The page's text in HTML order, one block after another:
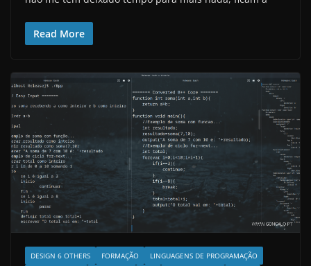
Read More
DESIGN 6 OTHERS FORMAÇÃO
LINGUAGENS DE PROGRAMAÇÃO